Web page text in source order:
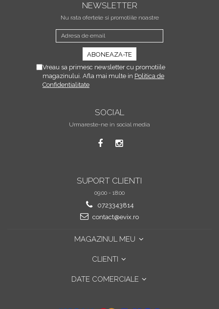
NEWSLETTER
Nu rata ofertele si promotiile noastre
Vreau sa primesc newsletter cu promotiile
magazinului. Afla mai multe in Politica de
Confidentialitate
SOCIAL
Urmareste-ne in social media
SUPORT CLIENTI
09:00 - 18:00
0723343814
contact@evix.ro
MAGAZINUL MEU
CLIENTI
DATE COMERCIALE